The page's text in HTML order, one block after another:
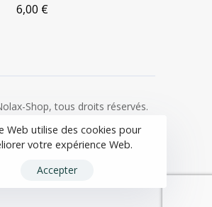
6,00 €
Shop, tous droits réservés.
légales/CGV/Politique de
confidentialité
Web utilise des cookies pour
votre expérience Web.
Accepter